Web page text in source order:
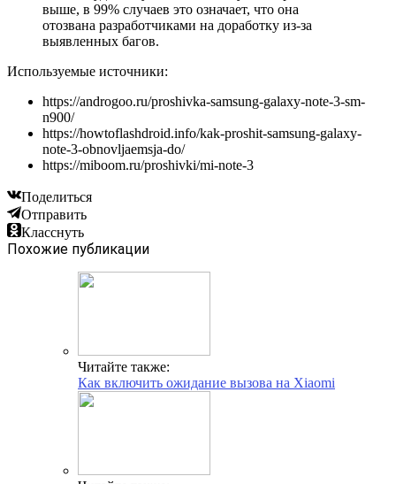
выше, в 99% случаев это означает, что она
отозвана разработчиками на доработку из-за
выявленных багов.
Используемые источники:
https://androgoo.ru/proshivka-samsung-galaxy-note-3-sm-
n900/
https://howtoflashdroid.info/kak-proshit-samsung-galaxy-
note-3-obnovljaemsja-do/
https://miboom.ru/proshivki/mi-note-3
Поделиться
Отправить
Класснуть
Похожие публикации
Читайте также:
Как включить ожидание вызова на Xiaomi